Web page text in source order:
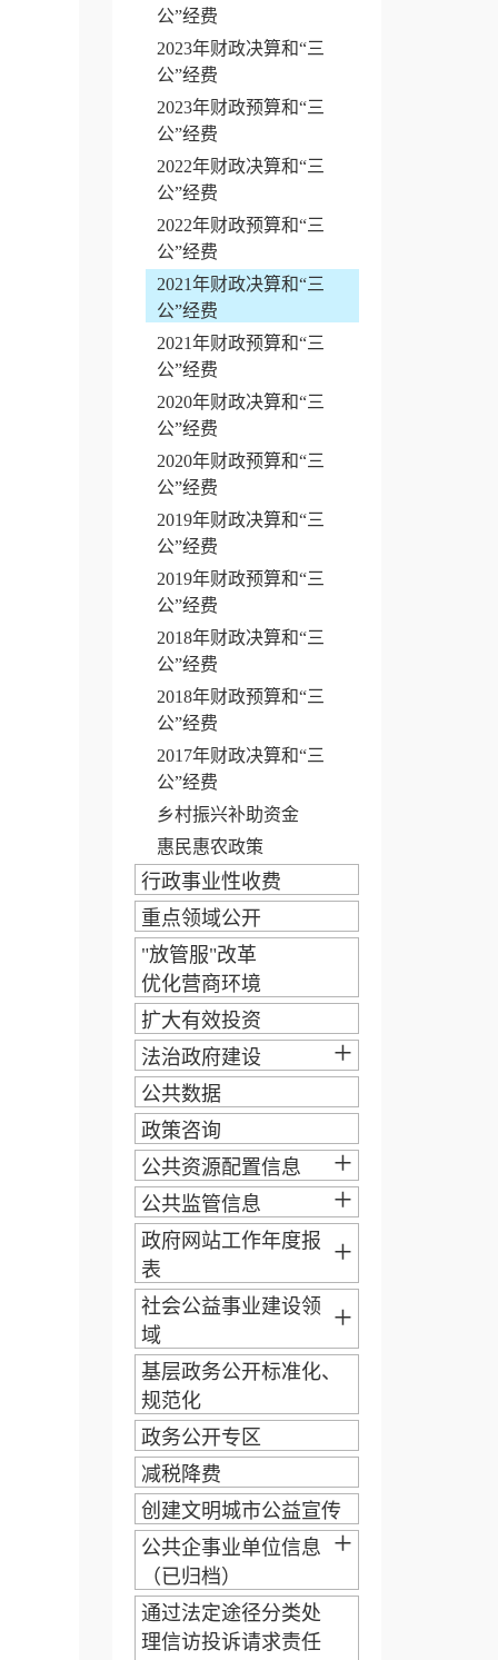
公”经费
2023年财政决算和“三
公”经费
2023年财政预算和“三
公”经费
2022年财政决算和“三
公”经费
2022年财政预算和“三
公”经费
2021年财政决算和“三
公”经费
2021年财政预算和“三
公”经费
2020年财政决算和“三
公”经费
2020年财政预算和“三
公”经费
2019年财政决算和“三
公”经费
2019年财政预算和“三
公”经费
2018年财政决算和“三
公”经费
2018年财政预算和“三
公”经费
2017年财政决算和“三
公”经费
乡村振兴补助资金
惠民惠农政策
行政事业性收费
重点领域公开
"放管服"改革
优化营商环境
扩大有效投资
法治政府建设
+
公共数据
政策咨询
公共资源配置信息
+
公共监管信息 +
政府网站工作年度报
表
+
社会公益事业建设领
域
+
基层政务公开标准化、
规范化
政务公开专区
减税降费
创建文明城市公益宣传
公共企事业单位信息
（已归档）
+
通过法定途径分类处
理信访投诉请求责任